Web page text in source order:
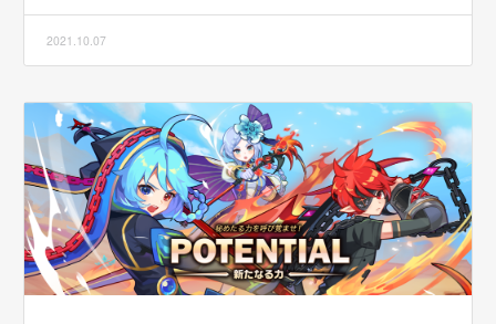
2021.10.07